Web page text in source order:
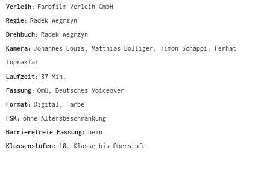
Verleih: Farbfilm Verleih GmbH
Regie: Radek Wegrzyn
Drehbuch: Radek Wegrzyn
Kamera: Johannes Louis, Matthias Bolliger, Timon Schäppi, Ferhat
Topraklar
Laufzeit: 87 Min.
Fassung: OmU, Deutsches Voiceover
Format: Digital, Farbe
FSK: ohne Altersbeschränkung
Barrierefreie Fassung: nein
Klassenstufen: 10. Klasse bis Oberstufe